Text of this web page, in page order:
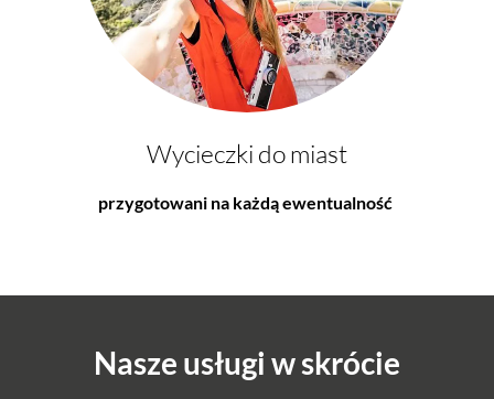
Wycieczki do miast
przygotowani na każdą ewentualność
Nasze usługi w skrócie